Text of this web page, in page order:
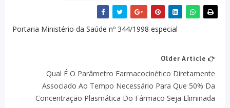
Portaria Ministério da Saúde nº 344/1998 especial
Older Article
Qual É O Parâmetro Farmacocinético Diretamente
Associado Ao Tempo Necessário Para Que 50% Da
Concentração Plasmática Do Fármaco Seja Eliminada